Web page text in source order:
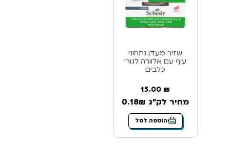
שזיר מעדן נתחוני
עוף עם אלוורה לגורי
כלבים
15.00 ₪
מחיר לק"ג 0.18₪
הוספה לסל